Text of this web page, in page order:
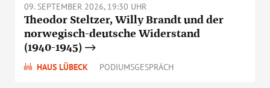
09. SEPTEMBER 2026, 19:30 UHR
Theodor Steltzer, Willy Brandt und der
norwegisch-deutsche Widerstand
(1940-1945)
HAUS LÜBECK PODIUMSGESPRÄCH